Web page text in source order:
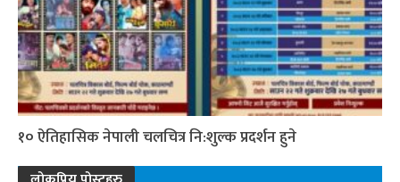
१० ऐतिहासिक नेपाली चलचित्र नि:शुल्क प्रदर्शन हुने